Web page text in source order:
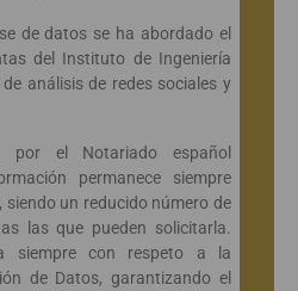
de datos se ha abordado el
del Instituto de Ingeniería
análisis de redes sociales y
por el Notariado español
permanece siempre
un reducido número de
las que pueden solicitarla.
siempre con respeto a la
de Datos, garantizando el